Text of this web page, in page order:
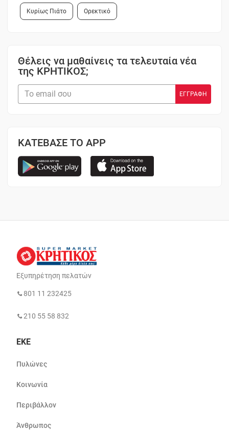
Κυρίως Πιάτο Ορεκτικό
Θέλεις να μαθαίνεις τα τελευταία νέα
της ΚΡΗΤΙΚΟΣ;
ΚΑΤΕΒΑΣΕ ΤΟ APP
Εξυπηρέτηση πελατών
801 11 232425
210 55 58 832
ΕΚΕ
Πυλώνες
Κοινωνία
Περιβάλλον
Άνθρωπος